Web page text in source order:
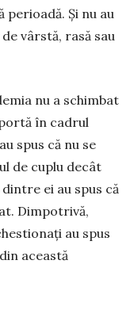
Și nu au
vârstă, rasă sau
nu a schimbat
în cadrul
spus că nu se
de cuplu decât
ei au spus că
Dimpotrivă,
au spus
această